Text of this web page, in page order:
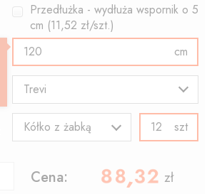
Przedłużka - wydłuża wspornik o5
cm (11,52 zł/szt.)
cm
Trevi
Kółko z żabką szt
Cena: , zł